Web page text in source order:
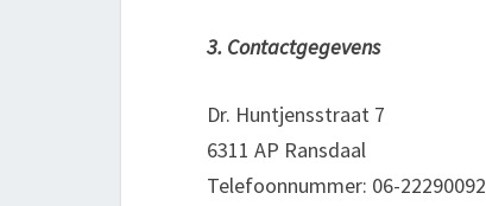
3. Contactgegevens
Dr. Huntjensstraat 7
6311 AP Ransdaal
Telefoonnummer: 06-22290092